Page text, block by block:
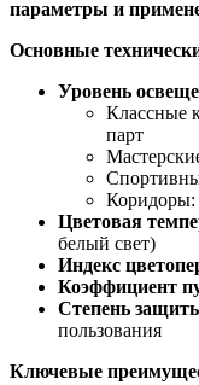
параметры и
Основные
Уровень
Классные
парт
Коридоры:
Цветовая
белый свет)
Индекс
Коэффициент
Степень
пользования
Ключевые